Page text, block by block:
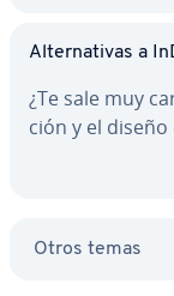
Al­te­r­na­ti­vas a
¿Te sale muy
ción y el
Otros temas